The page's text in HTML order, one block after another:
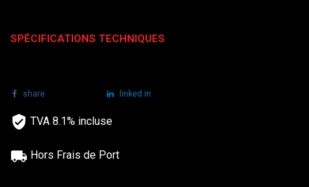
SPÉCIFICATIONS TECHNIQUES
share linked in
TVA 8.1% incluse
Hors Frais de Port